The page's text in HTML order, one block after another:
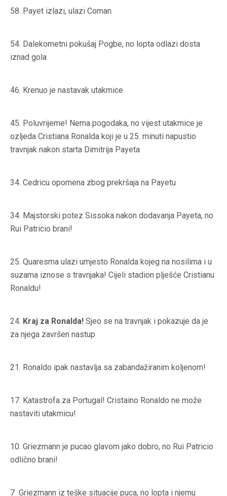
58. Payet izlazi, ulazi Coman
54. Dalekometni pokušaj Pogbe, no lopta odlazi dosta
iznad gola
46. Krenuo je nastavak utakmice
45. Poluvrijeme! Nema pogodaka, no vijest utakmice je
ozljeda Cristiana Ronalda koji je u 25. minuti napustio
travnjak nakon starta Dimitrija Payeta
34. Cedricu opomena zbog prekršaja na Payetu
34. Majstorski potez Sissoka nakon dodavanja Payeta, no
Rui Patricio brani!
25. Quaresma ulazi umjesto Ronalda kojeg na nosilima i u
suzama iznose s travnjaka! Cijeli stadion plješće Cristianu
Ronaldu!
24. Kraj za Ronalda! Sjeo se na travnjak i pokazuje da je
za njega završen nastup
21. Ronaldo ipak nastavlja sa zabandažiranim koljenom!
17. Katastrofa za Portugal! Cristaino Ronaldo ne može
nastaviti utakmicu!
10. Griezmann je pucao glavom jako dobro, no Rui Patricio
odlično brani!
7 Griezmann iz teške situacije puca, no lopta i njemu